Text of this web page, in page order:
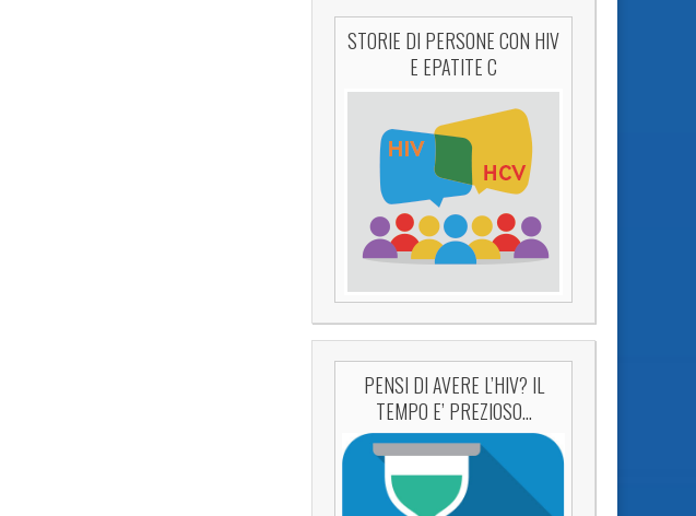
STORIE DI PERSONE CON HIV
E EPATITE C
PENSI DI AVERE L’HIV? IL
TEMPO E’ PREZIOSO…